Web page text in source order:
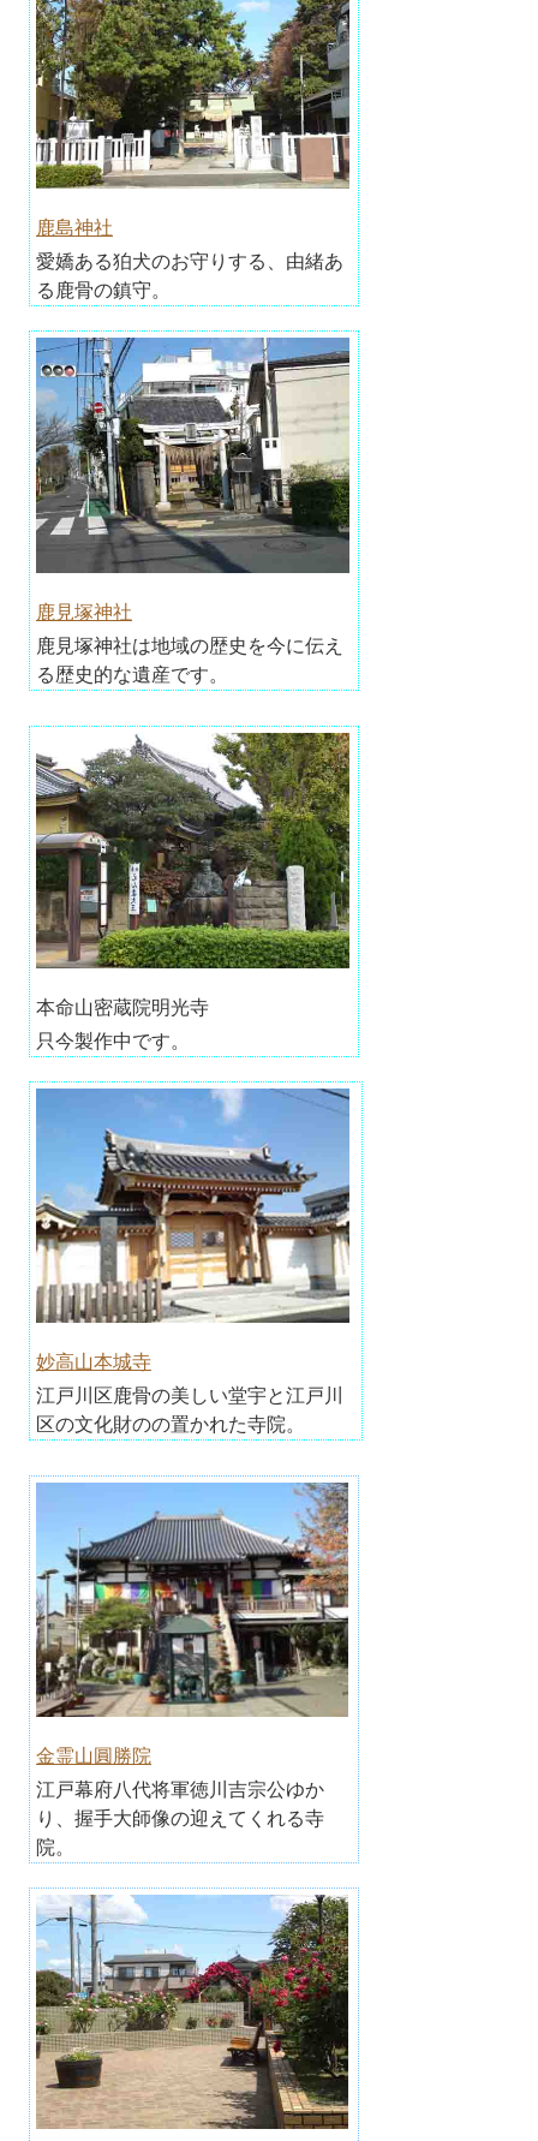
鹿島神社
愛嬌ある狛犬のお守りする、由緒あ
る鹿骨の鎮守。
鹿見塚神社
鹿見塚神社は地域の歴史を今に伝え
る歴史的な遺産です。
本命山密蔵院明光寺
只今製作中です。
妙高山本城寺
江戸川区鹿骨の美しい堂宇と江戸川
区の文化財のの置かれた寺院。
金霊山圓勝院
江戸幕府八代将軍徳川吉宗公ゆか
り、握手大師像の迎えてくれる寺
院。